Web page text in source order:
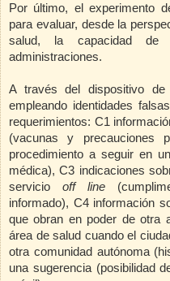
Por último, el experimento
para evaluar, desde la
salud, la capacidad
administraciones.
A través del dispositivo de
empleando identidades
requerimientos: C1
(vacunas y precauciones
procedimiento a seguir en
médica), C3 indicaciones
servicio off line
informado), C4 información
que obran en poder de otra
área de salud cuando el
otra comunidad autónoma
una sugerencia (posibilidad